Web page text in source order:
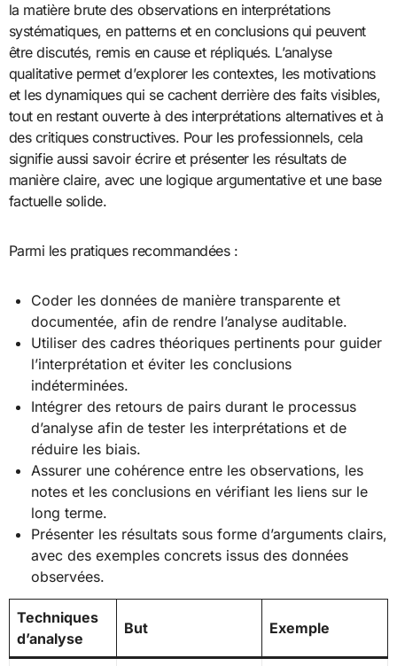
la matière brute des observations en interprétations
systématiques, en patterns et en conclusions qui peuvent
être discutés, remis en cause et répliqués. L’analyse
qualitative permet d’explorer les contextes, les motivations
et les dynamiques qui se cachent derrière des faits visibles,
tout en restant ouverte à des interprétations alternatives et à
des critiques constructives. Pour les professionnels, cela
signifie aussi savoir écrire et présenter les résultats de
manière claire, avec une logique argumentative et une base
factuelle solide.
Parmi les pratiques recommandées :
Coder les données de manière transparente et
documentée, afin de rendre l’analyse auditable.
Utiliser des cadres théoriques pertinents pour guider
l’interprétation et éviter les conclusions
indéterminées.
Intégrer des retours de pairs durant le processus
d’analyse afin de tester les interprétations et de
réduire les biais.
Assurer une cohérence entre les observations, les
notes et les conclusions en vérifiant les liens sur le
long terme.
Présenter les résultats sous forme d’arguments clairs,
avec des exemples concrets issus des données
observées.
Techniques
d’analyse
But Exemple